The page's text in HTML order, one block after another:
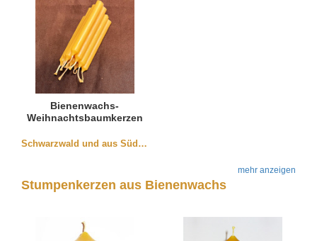
Bienenwachs-
Weihnachtsbaumkerzen
(10 Stück)
Schwarzwald und aus Südbaden
mehr anzeigen
Stumpenkerzen aus Bienenwachs